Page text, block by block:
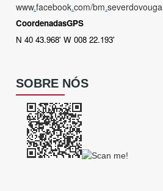
www.facebook.com/bm.severdovouga
CoordenadasGPS
N 40 43.968' W 008 22.193'
SOBRE NÓS